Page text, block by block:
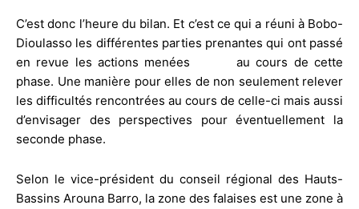
C’est donc l’heure du bilan. Et c’est ce qui a réuni à Bobo-
Dioulasso les différentes parties prenantes qui ont passé
en revue les actions menées au cours de cette
phase. Une manière pour elles de non seulement relever
les difficultés rencontrées au cours de celle-ci mais aussi
d’envisager des perspectives pour éventuellement la
seconde phase.
Selon le vice-président du conseil régional des Hauts-
Bassins Arouna Barro, la zone des falaises est une zone à